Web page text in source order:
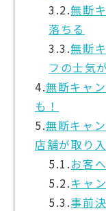
3.2.無断
落ちる
3.3.無断
フの士気
4.無断キャ
も！
5.無断キャ
店舗が取り
5.1.お客
5.2.キャ
5.3.事前